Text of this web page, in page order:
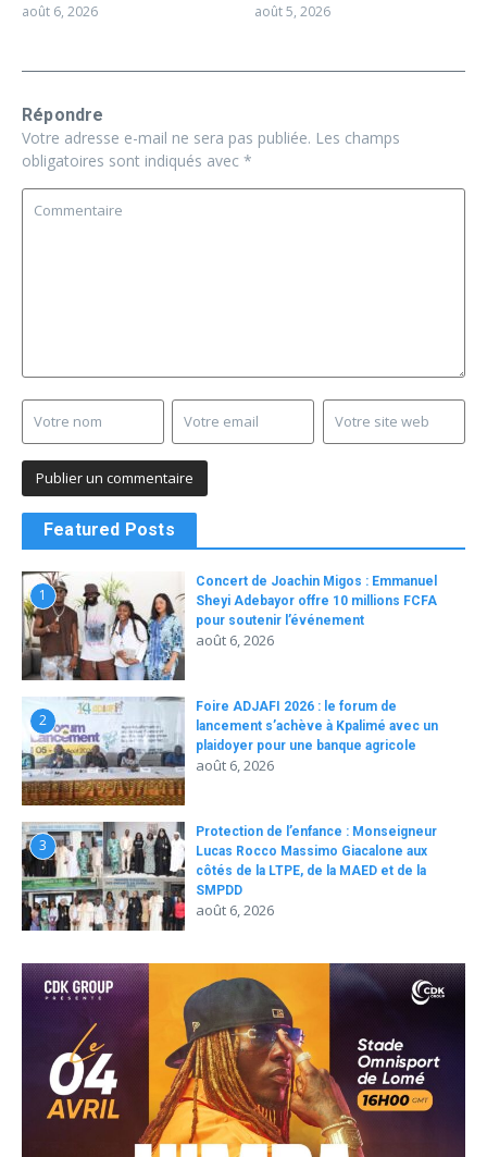
août 6, 2026 août 5, 2026
Répondre
Votre adresse e-mail ne sera pas publiée. Les champs
obligatoires sont indiqués avec *
Featured Posts
1
Concert de Joachin Migos : Emmanuel
Sheyi Adebayor offre 10 millions FCFA
pour soutenir l’événement
août 6, 2026
2
Foire ADJAFI 2026 : le forum de
lancement s’achève à Kpalimé avec un
plaidoyer pour une banque agricole
août 6, 2026
3
Protection de l’enfance : Monseigneur
Lucas Rocco Massimo Giacalone aux
côtés de la LTPE, de la MAED et de la
SMPDD
août 6, 2026